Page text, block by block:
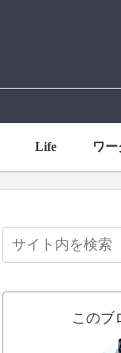
Life ワ
このブ